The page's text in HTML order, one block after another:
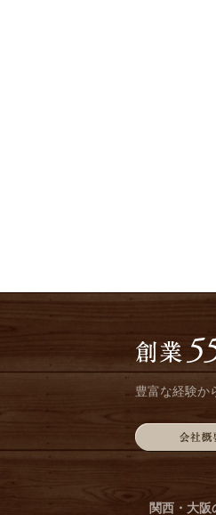
豊富な経験か
関西・大阪